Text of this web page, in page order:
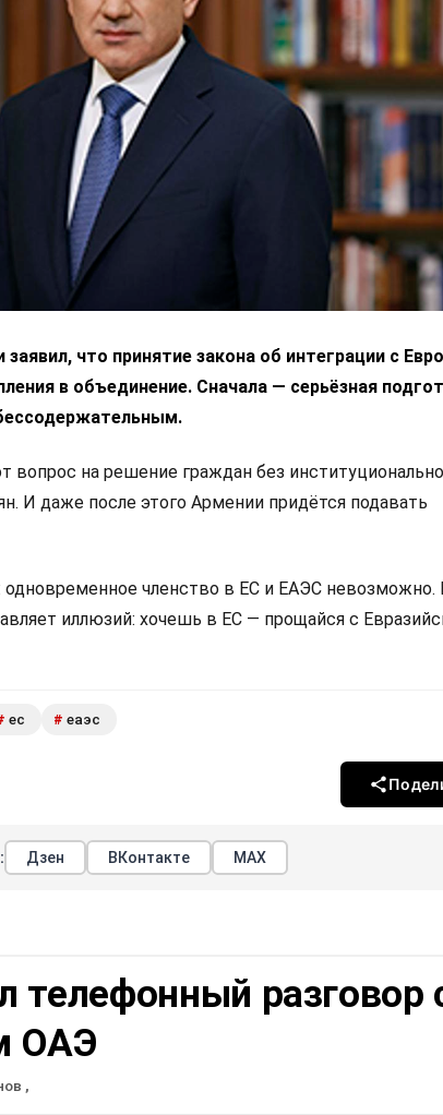
что принятие закона об интеграции с
в объединение. Сначала — серьёзная
вопрос на решение граждан без
И даже после этого Армении придётся подавать
одновременное членство в ЕС и ЕАЭС невозможно.
иллюзий: хочешь в ЕС — прощайся с
ес # еаэс
Дзен ВКонтакте МАХ
телефонный разговор
ОАЭ
,